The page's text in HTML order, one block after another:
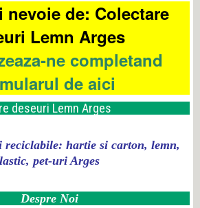
nevoie de: Colectare
Lemn Arges
ne completand
de aici
deseuri Lemn Arges
reciclabile: hartie si carton, lemn,
pet-uri Arges
Despre Noi